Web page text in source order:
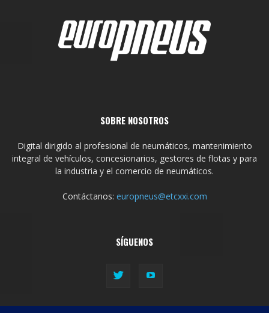
SOBRE NOSOTROS
Digital dirigido al profesional de neumáticos, mantenimiento
integral de vehículos, concesionarios, gestores de flotas y para
la industria y el comercio de neumáticos.
Contáctanos: europneus@etcxxi.com
SÍGUENOS